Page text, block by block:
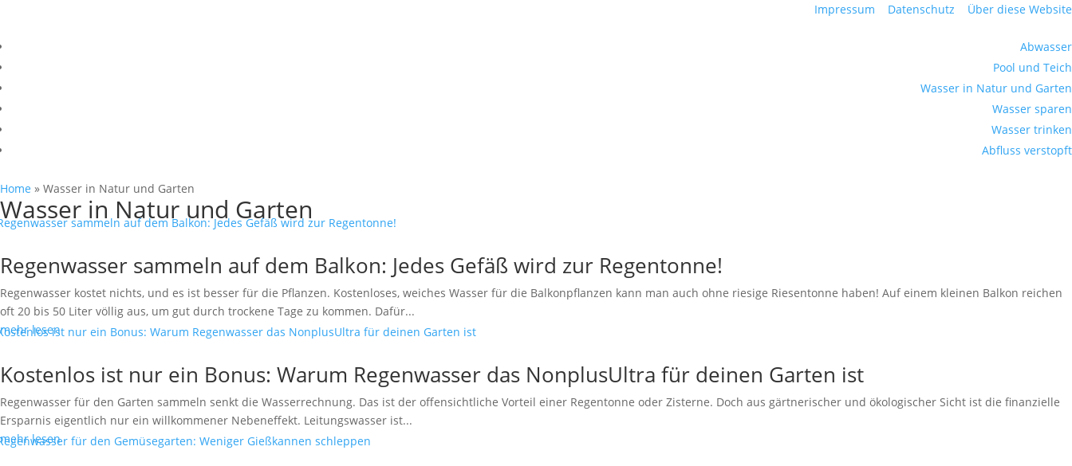
Impressum Datenschutz Über diese Website
Abwasser
Pool und Teich
Wasser in Natur und Garten
Wasser sparen
Wasser trinken
Abfluss verstopft
Home » Wasser in Natur und Garten
Wasser in Natur und Garten
Regenwasser sammeln auf dem Balkon: Jedes Gefäß wird zur Regentonne!
Regenwasser kostet nichts, und es ist besser für die Pflanzen. Kostenloses, weiches Wasser für die Balkonpflanzen kann man auch ohne riesige Riesentonne haben! Auf einem kleinen Balkon reichen
oft 20 bis 50 Liter völlig aus, um gut durch trockene Tage zu kommen. Dafür...
mehr lesen
Kostenlos ist nur ein Bonus: Warum Regenwasser das NonplusUltra für deinen Garten ist
Regenwasser für den Garten sammeln senkt die Wasserrechnung. Das ist der offensichtliche Vorteil einer Regentonne oder Zisterne. Doch aus gärtnerischer und ökologischer Sicht ist die finanzielle
Ersparnis eigentlich nur ein willkommener Nebeneffekt. Leitungswasser ist...
mehr lesen